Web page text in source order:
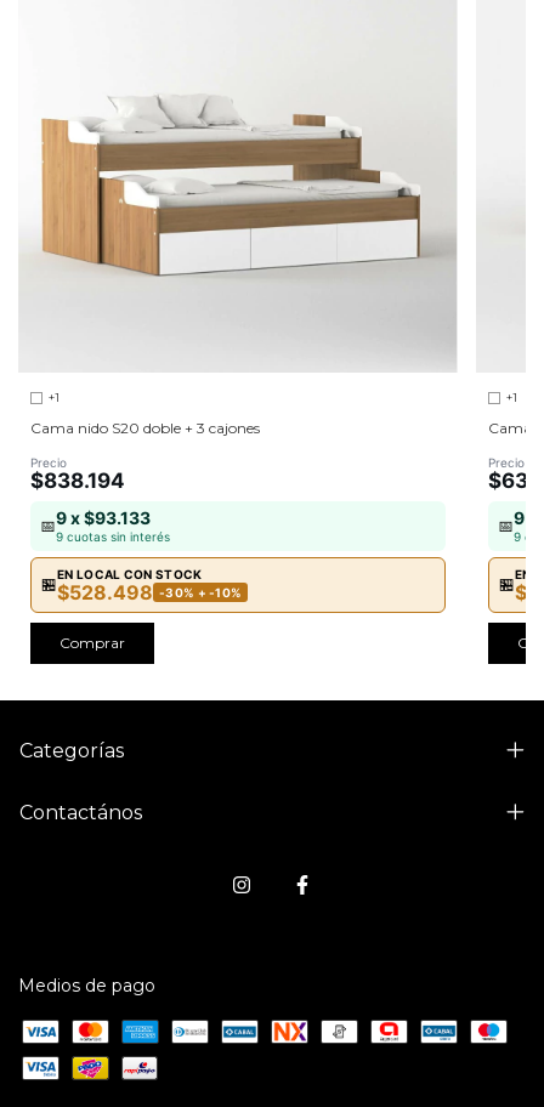
+1
Cama nido S20 doble + 3 cajones
Precio
$838.194
📅9 x $93.133
9 cuotas sin interés
🏪
EN LOCAL CON STOCK
$528.498 -30% + -10%
Comprar
+1
Cama
Precio
📅9 x
9
🏪
EN
Categorías
Contactános
Medios de pago